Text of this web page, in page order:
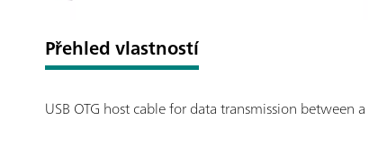
Přehled vlastností
USB OTG host cable for data transmission between